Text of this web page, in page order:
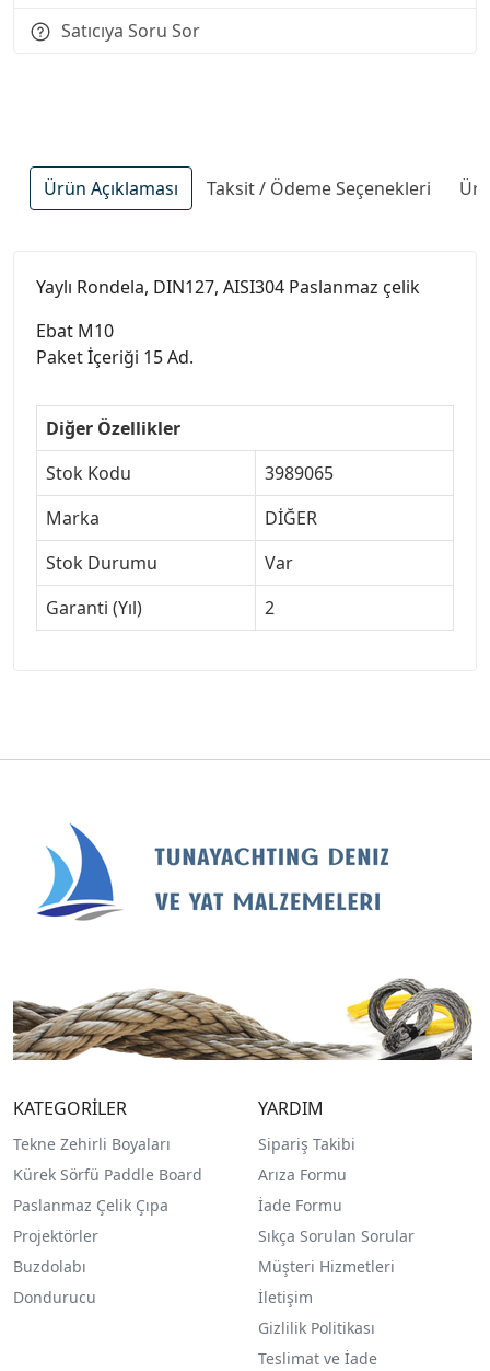
Satıcıya Soru Sor
Ürün Açıklaması Taksit / Ödeme Seçenekleri
Yaylı Rondela, DIN127, AISI304 Paslanmaz çelik
Ebat M10
Paket İçeriği 15 Ad.
Diğer Özellikler
Stok Kodu
3989065
Marka
DİĞER
Stok Durumu
Var
Garanti (Yıl)
2
KATEGORİLER
Tekne Zehirli Boyaları
Kürek Sörfü Paddle Board
Paslanmaz Çelik Çıpa
Projektörler
Buzdolabı
Dondurucu
YARDIM
Sipariş Takibi
Arıza Formu
İade Formu
Sıkça Sorulan Sorular
Müşteri Hizmetleri
İletişim
Gizlilik Politikası
Teslimat ve İade